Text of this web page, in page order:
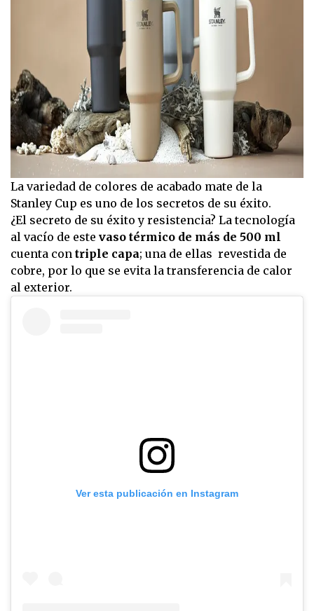
La variedad de colores de acabado mate de la
Stanley Cup es uno de los secretos de su éxito.
¿El secreto de su éxito y resistencia? La tecnología
al vacío de este vaso térmico de más de 500 ml
cuenta con triple capa; una de ellas revestida de
cobre, por lo que se evita la transferencia de calor
al exterior.
Ver esta publicación en Instagram